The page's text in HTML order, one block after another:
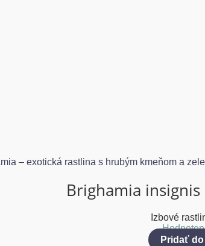
Brighamia
Izbové
Pridať